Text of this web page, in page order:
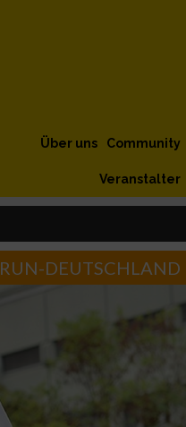
Community
Über uns
Veranstalter
RUN-DEUTSCHLAND